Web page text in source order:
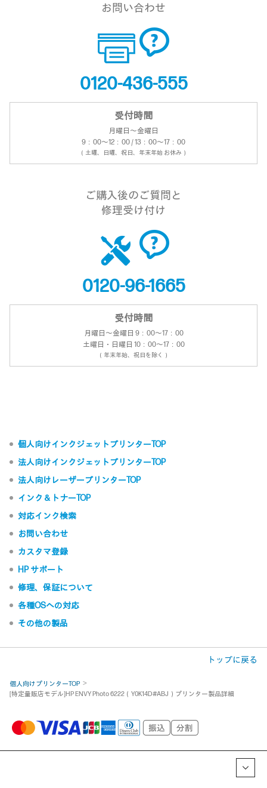
お問い合わせ
0120-436-555
受付時間
月曜日～金曜日
9：00～12：00 / 13：00～17：00
（土曜、日曜、祝日、年末年始 お休み）
ご購入後のご質問と
修理受け付け
0120-96-1665
受付時間
月曜日～金曜日 9：00～17：00
土曜日・日曜日 10：00～17：00
（年末年始、祝日を除く）
個人向けインクジェットプリンターTOP
法人向けインクジェットプリンターTOP
法人向けレーザープリンターTOP
インク＆トナーTOP
対応インク検索
お問い合わせ
カスタマ登録
HP サポート
修理、保証について
各種OSへの対応
その他の製品
トップに戻る
個人向けプリンターTOP
[特定量販店モデル]HP ENVY Photo 6222（Y0K14D#ABJ）プリンター製品詳細